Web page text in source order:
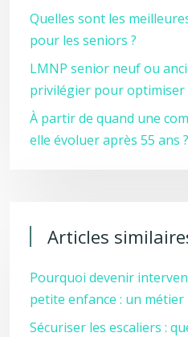
Quelles sont les
pour les seniors ?
LMNP senior neuf ou
privilégier pour optimiser
À partir de quand une
elle évoluer après 55 ans ?
Articles
Pourquoi devenir
petite enfance : un
Sécuriser les escaliers :